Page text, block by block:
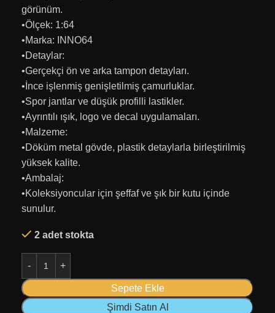
görünüm.
•Ölçek: 1:64
•Marka: INNO64
•Detaylar:
•Gerçekçi ön ve arka tampon detayları.
•İnce işlenmiş genişletilmiş çamurluklar.
•Spor jantlar ve düşük profilli lastikler.
•Ayrıntılı ışık, logo ve decal uygulamaları.
•Malzeme:
•Döküm metal gövde, plastik detaylarla birleştirilmiş
yüksek kalite.
•Ambalaj:
•Koleksiyoncular için şeffaf ve şık bir kutu içinde
sunulur.
2 adet stokta
Sepete Ekle
Şimdi Satın Al